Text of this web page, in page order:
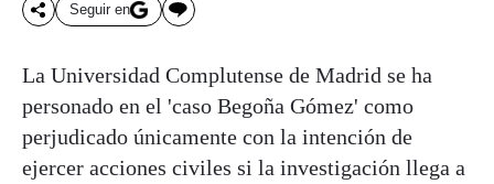
Seguir en
La Universidad Complutense de Madrid se ha
personado en el 'caso Begoña Gómez' como
perjudicado únicamente con la intención de
ejercer acciones civiles si la investigación llega a